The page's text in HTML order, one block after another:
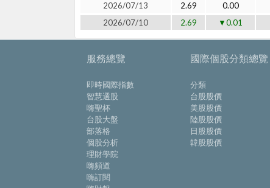
2026/07/13
2.69 0.00
2026/07/10
2.69 ▼0.01
服務總覽
即時國際指數
智慧選股
嗨聖杯
台股大盤
部落格
個股分析
理財學院
嗨頻道
嗨訂閱
國際個股分類總覽
分類
台股股價
美股股價
陸股股價
日股股價
韓股股價